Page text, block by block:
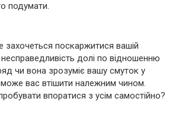
подумати.
захочеться поскаржитися вашій
долі по відношенню
чи вона зрозуміє вашу смуток у
вас втішити належним чином.
впоратися з усім самостійно?